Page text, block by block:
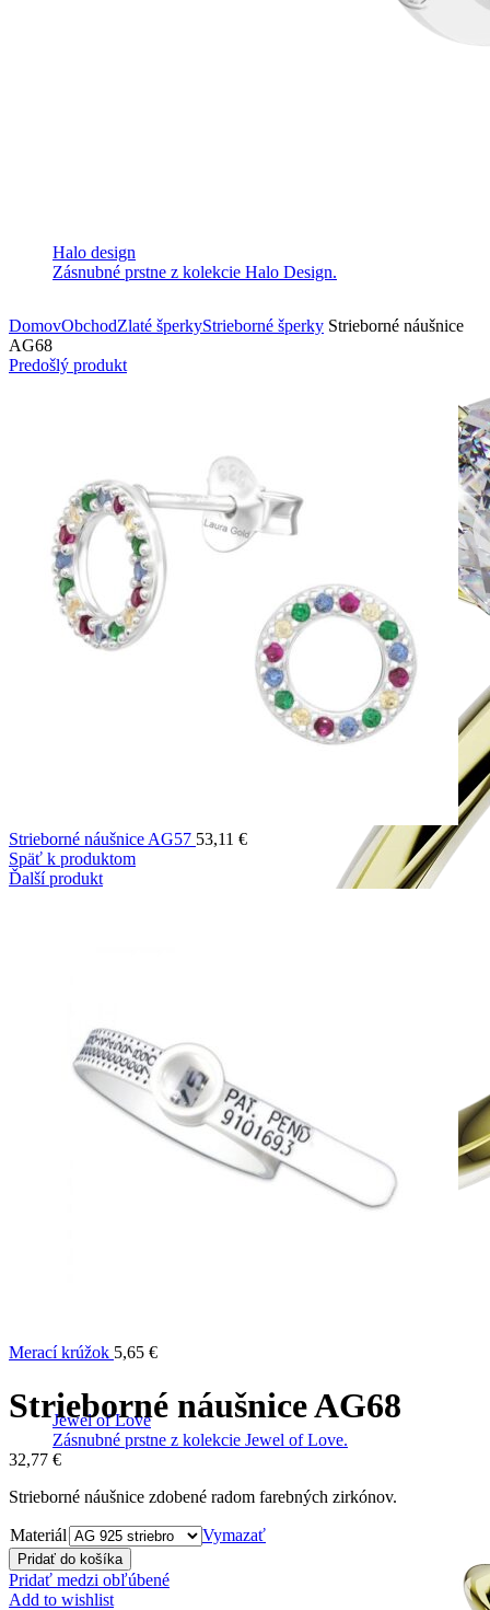
Halo design
Zásnubné prstne z kolekcie Halo Design.
Jewel of Love
Zásnubné prstne z kolekcie Jewel of Love.
DomovObchodZlaté šperkyStrieborné šperky Strieborné náušnice
AG68
Predošlý produkt
Strieborné náušnice AG57 53,11 €
Späť k produktom
Ďalší produkt
Merací krúžok 5,65 €
Strieborné náušnice AG68
32,77 €
Strieborné náušnice zdobené radom farebných zirkónov.
Materiál Vymazať
Pridať do košíka
Pridať medzi obľúbené
Add to wishlist